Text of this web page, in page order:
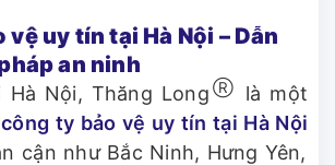
vệ uy tín tại Hà Nội – Dẫn
an ninh
Nội, Thăng Long Ⓡ
là một
công ty bảo vệ uy tín tại Hà Nội
cận như Bắc Ninh, Hưng Yên,